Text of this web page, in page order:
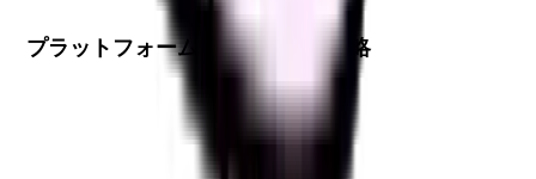
プラットフォーム別の動画活用戦略